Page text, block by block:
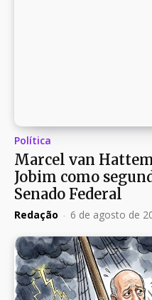
Política
Marcel van
Jobim como
Senado Federal
Redação - 6 de agosto de